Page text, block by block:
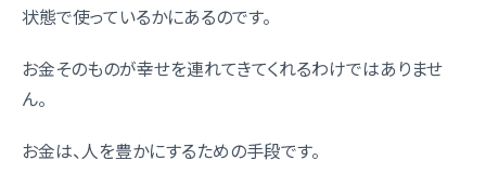
状態で使っているかにあるのです。
お金そのものが幸せを連れてきてくれるわけではありませ
ん。
お金は、人を豊かにするための手段です。